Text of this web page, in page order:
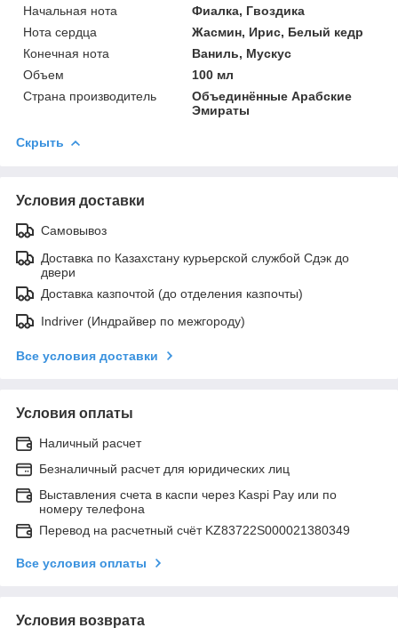
Начальная нота
Фиалка, Гвоздика
Нота сердца
Жасмин, Ирис, Белый кедр
Конечная нота
Ваниль, Мускус
Объем
100 мл
Страна производитель
Объединённые Арабские
Эмираты
Скрыть
Условия доставки
Самовывоз
Доставка по Казахстану курьерской службой Сдэк до
двери
Доставка казпочтой (до отделения казпочты)
Indriver (Индрайвер по межгороду)
Все условия доставки
Условия оплаты
Наличный расчет
Безналичный расчет для юридических лиц
Выставления счета в каспи через Kaspi Pay или по
номеру телефона
Перевод на расчетный счёт KZ83722S000021380349
Все условия оплаты
Условия возврата